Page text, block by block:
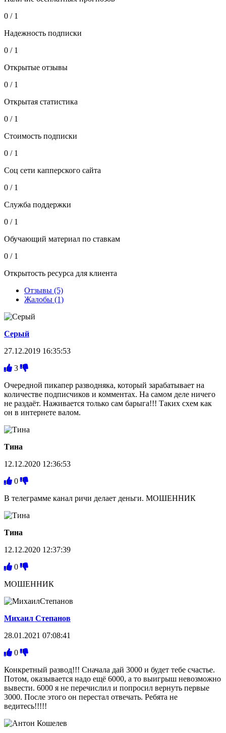
0 / 1
Надежность подписки
0 / 1
Открытые отзывы
0 / 1
Открытая статистика
0 / 1
Стоимость подписки
0 / 1
Соц сети капперского сайта
0 / 1
Служба поддержки
0 / 1
Обучающий материал по ставкам
0 / 1
Открытость ресурса для клиента
Отзывы (5)
Жалобы (1)
Серый
27.12.2019 16:35:53
3
Очередной пикапер разводняка, который зарабатывает на
количестве подписчиков и комментах. На самом деле ничего
не раздаёт. Наживается только сам барыга!!! Таких схем как
он в интернете валом.
Тина
12.12.2020 12:36:53
0
В телеграмме канал ричи делает деньги. МОШЕННИК
Тина
12.12.2020 12:37:39
0
МОШЕННИК
Михаил Степанов
28.01.2021 07:08:41
0
Конкретный развод!!! Сначала дай 3000 и будет тебе счастье.
Потом, оказывается надо ещё 6000, а то выигрыш невозможно
вывести. 6000 я не перечислил и попросил вернуть первые
3000. После этого он перестал отвечать. Ребята не
ведитесь!!!!!